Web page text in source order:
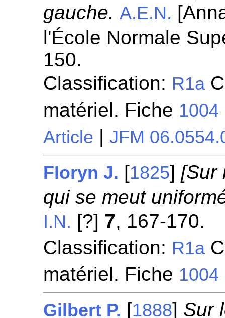
gauche. A.E.N.
l'École Normale
150.
Classification: R1a
matériel. Fiche 1004
Article |JFM
Floryn J. [1825] [Sur
qui se meut
I.N. [?] 7, 167-170.
Classification: R1a
matériel. Fiche 1004
Gilbert P. [1888] Sur